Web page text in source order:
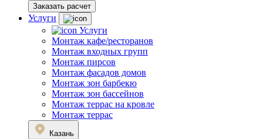
Заказать расчет
Услуги
Услуги
Монтаж кафе/ресторанов
Монтаж входных групп
Монтаж пирсов
Монтаж фасадов домов
Монтаж зон барбекю
Монтаж зон бассейнов
Монтаж террас на кровле
Монтаж террас
Казань